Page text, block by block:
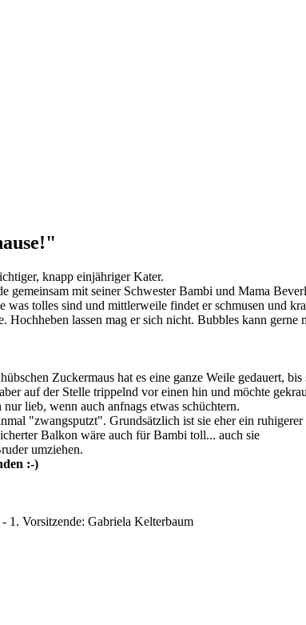
knapp einjähriger Kater.
gemeinsam mit seiner Schwester Bambi und Mama
was tolles sind und mittlerweile findet er schmusen und
lassen mag er sich nicht. Bubbles kann
Zuckermaus hat es eine ganze Weile gedauert, bis
auf der Stelle trippelnd vor einen hin und möchte
lieb, wenn auch anfnags etwas schüchtern.
"zwangsputzt". Grundsätzlich ist sie eher ein
Balkon wäre auch für Bambi toll... auch sie
umziehen.
:-)
1. Vorsitzende: Gabriela Kelterbaum